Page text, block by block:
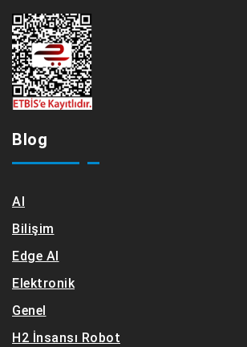
Blog
AI
Bilişim
Edge AI
Elektronik
Genel
H2 İnsansı Robot